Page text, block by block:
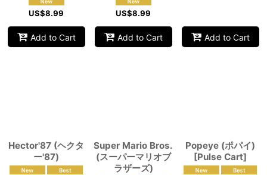
US$8.99
Add to Cart
US$8.99
Add to Cart Add to Cart
Hector'87 (ヘクタ
ー'87)
Super Mario Bros.
(スーパーマリオブ
ラザーズ)
Popeye (ポパイ)
[Pulse Cart]